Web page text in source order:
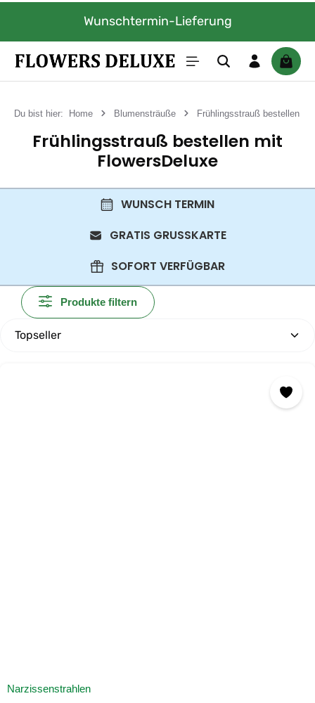
Zum Hauptinhalt springenWunschtermin-Lieferung
Du bist hier: Home Blumensträuße Frühlingsstrauß bestellen
Frühlingsstrauß bestellen mit
FlowersDeluxe
WUNSCH TERMIN
GRATIS GRUSSKARTE
SOFORT VERFÜGBAR
Produkte filtern
Narzissenstrahlen